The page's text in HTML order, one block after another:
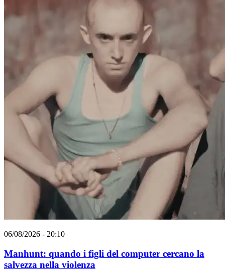
06/08/2026 - 20:10
Manhunt: quando i figli del computer cercano la
salvezza nella violenza